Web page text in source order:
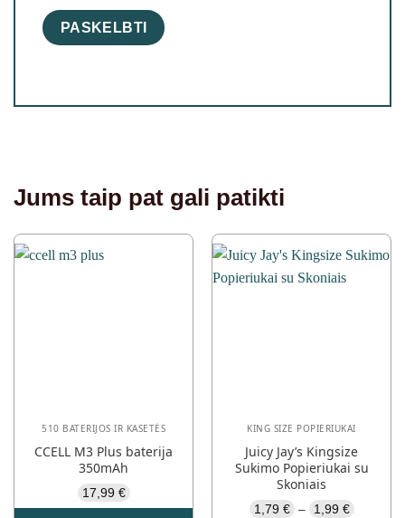
Jums taip pat gali patikti
510 BATERIJOS IR KASETĖS
CCELL M3 Plus baterija
350mAh
17,99 €
KING SIZE POPIERIUKAI
Juicy Jay’s Kingsize
Sukimo Popieriukai su
Skoniais
1,79 € – 1,99 €